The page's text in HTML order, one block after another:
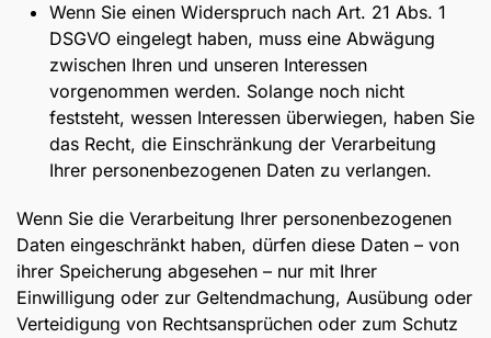
Wenn Sie einen Widerspruch nach Art. 21 Abs. 1
DSGVO eingelegt haben, muss eine Abwägung
zwischen Ihren und unseren Interessen
vorgenommen werden. Solange noch nicht
feststeht, wessen Interessen überwiegen, haben Sie
das Recht, die Einschränkung der Verarbeitung
Ihrer personenbezogenen Daten zu verlangen.
Wenn Sie die Verarbeitung Ihrer personenbezogenen
Daten eingeschränkt haben, dürfen diese Daten – von
ihrer Speicherung abgesehen – nur mit Ihrer
Einwilligung oder zur Geltendmachung, Ausübung oder
Verteidigung von Rechtsansprüchen oder zum Schutz